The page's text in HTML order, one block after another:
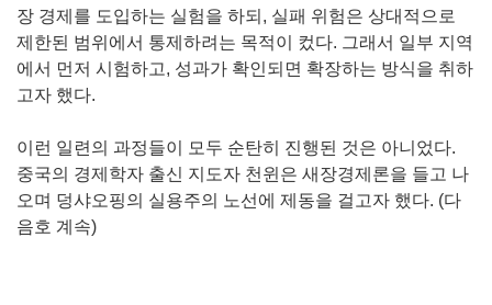
장 경제를 도입하는 실험을 하되, 실패 위험은 상대적으로
제한된 범위에서 통제하려는 목적이 컸다. 그래서 일부 지역
에서 먼저 시험하고, 성과가 확인되면 확장하는 방식을 취하
고자 했다.
이런 일련의 과정들이 모두 순탄히 진행된 것은 아니었다.
중국의 경제학자 출신 지도자 천윈은 새장경제론을 들고 나
오며 덩샤오핑의 실용주의 노선에 제동을 걸고자 했다. (다
음호 계속)